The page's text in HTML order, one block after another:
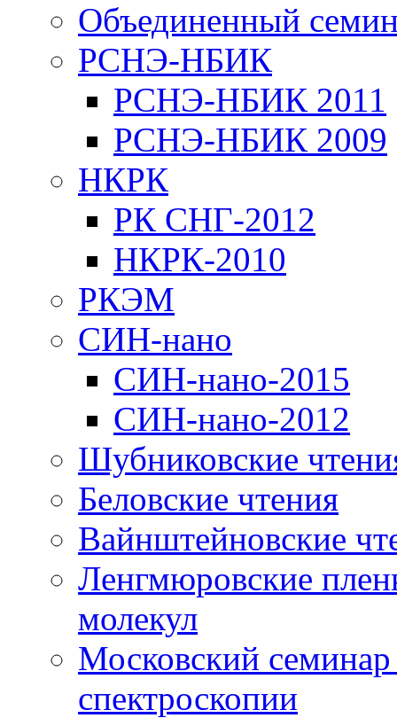
Объединенный
РСНЭ-НБИК
РСНЭ-НБИК 2011
РСНЭ-НБИК 2009
НКРК
РК СНГ-2012
НКРК-2010
РКЭМ
СИН-нано
СИН-нано-2015
СИН-нано-2012
Шубниковские
Беловские чтения
Вайнштейновские
Ленгмюровские
молекул
Московский
спектроскопии